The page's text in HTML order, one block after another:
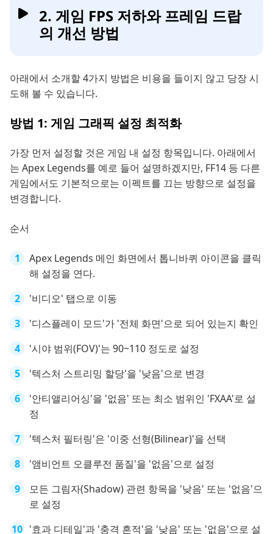
2. 게임 FPS 저하와 프레임 드랍
의 개선 방법
아래에서 소개할 4가지 방법은 비용을 들이지 않고 당장 시
도해 볼 수 있습니다.
방법 1: 게임 그래픽 설정 최적화
가장 먼저 설정할 것은 게임 내 설정 항목입니다. 아래에서
는 Apex Legends를 예로 들어 설명하겠지만, FF14 등 다른
게임에서도 기본적으로는 이펙트를 끄는 방향으로 설정을
변경합니다.
순서
Apex Legends 메인 화면에서 톱니바퀴 아이콘을 클릭
해 설정을 연다.
'비디오' 탭으로 이동
'디스플레이 모드'가 '전체 화면'으로 되어 있는지 확인
'시야 범위(FOV)'는 90~110 정도로 설정
'텍스처 스트리밍 할당'을 '낮음'으로 변경
'안티앨리어싱'을 '없음' 또는 최소 범위인 'FXAA'로 설
정
'텍스처 필터링'은 '이중 선형(Bilinear)'을 선택
'앰비언트 오클루전 품질'을 '없음'으로 설정
모든 그림자(Shadow) 관련 항목을 '낮음' 또는 '없음'으
로 설정
'효과 디테일'과 '충격 흔적'을 '낮음' 또는 '없음'으로 설